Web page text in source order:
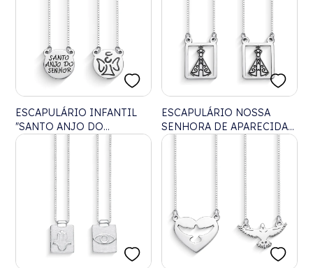
ESCAPULÁRIO INFANTIL
"SANTO ANJO DO
SENHOR" COM ANJO DA
GUARDA - 45CM
ESCAPULÁRIO NOSSA
SENHORA DE APARECIDA
VAZADO